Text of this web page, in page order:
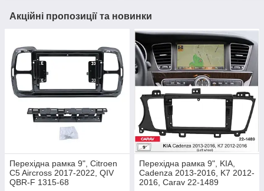
Акційні пропозиції та новинки
Перехідна рамка 9", Citroen
C5 Aircross 2017-2022, QIV
QBR-F 1315-68
Перехідна рамка 9", KIA,
Cadenza 2013-2016, K7 2012-
2016, Carav 22-1489